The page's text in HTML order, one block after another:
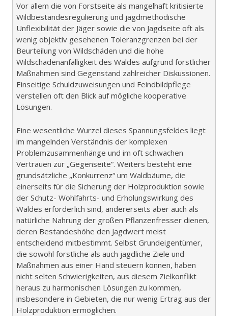
Vor allem die von Forstseite als mangelhaft kritisierte
Wildbestandesregulierung und jagdmethodische
Unflexibilität der Jäger sowie die von Jagdseite oft als
wenig objektiv gesehenen Toleranzgrenzen bei der
Beurteilung von Wildschäden und die hohe
Wildschadenanfälligkeit des Waldes aufgrund forstlicher
Maßnahmen sind Gegenstand zahlreicher Diskussionen.
Einseitige Schuldzuweisungen und Feindbildpflege
verstellen oft den Blick auf mögliche kooperative
Lösungen.
Eine wesentliche Wurzel dieses Spannungsfeldes liegt
im mangelnden Verständnis der komplexen
Problemzusammenhänge und im oft schwachen
Vertrauen zur „Gegenseite“. Weiters besteht eine
grundsätzliche „Konkurrenz“ um Waldbäume, die
einerseits für die Sicherung der Holzproduktion sowie
der Schutz- Wohlfahrts- und Erholungswirkung des
Waldes erforderlich sind, andererseits aber auch als
natürliche Nahrung der großen Pflanzenfresser dienen,
deren Bestandeshöhe den Jagdwert meist
entscheidend mitbestimmt. Selbst Grundeigentümer,
die sowohl forstliche als auch jagdliche Ziele und
Maßnahmen aus einer Hand steuern können, haben
nicht selten Schwierigkeiten, aus diesem Zielkonflikt
heraus zu harmonischen Lösungen zu kommen,
insbesondere in Gebieten, die nur wenig Ertrag aus der
Holzproduktion ermöglichen.